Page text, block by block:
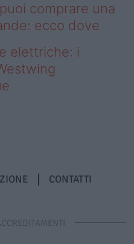
comprare una
ecco dove
elettriche: i
CONTATTI